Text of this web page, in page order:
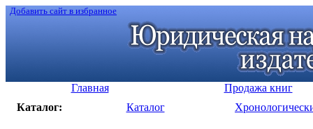
Добавить сайт в избранное
Главная
Продажа книг
Каталог:
Каталог